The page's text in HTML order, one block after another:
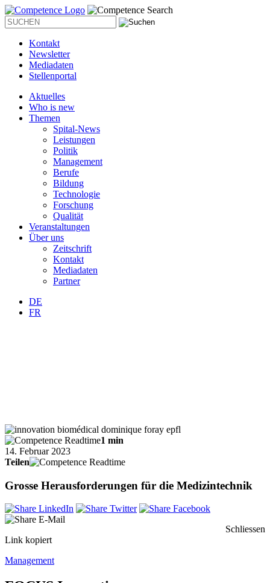
Kontakt
Newsletter
Mediadaten
Stellenportal
Aktuelles
Who is new
Themen
Spital-News
Leistungen
Politik
Management
Berufe
Bildung
Technologie
Forschung
Qualität
Veranstaltungen
Über uns
Zeitschrift
Kontakt
Mediadaten
Partner
DE
FR
1 min
14. Februar 2023
Teilen
Grosse Herausforderungen für die Medizintechnik
Link kopiert
Schliessen
Management